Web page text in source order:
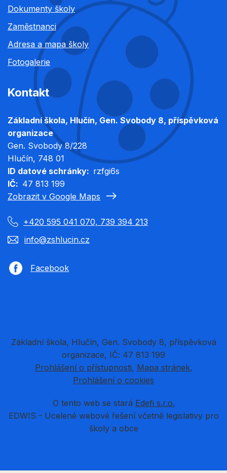
Dokumenty školy
Zaměstnanci
Adresa a mapa školy
Fotogalerie
Kontakt
Základní škola, Hlučín, Gen. Svobody 8, příspěvková
organizace
Gen. Svobody 8/228
Hlučín, 748 01
ID datové schránky
rzfgi6s
IČ
47 813 199
Zobrazit v Google Maps
+420 595 041 070, 739 394 213
info@zshlucin.cz
Facebook
Základní škola, Hlučín, Gen. Svobody 8, příspěvková
organizace, IČ: 47 813 199
Prohlášení o přístupnosti Mapa stránek
Prohlášení o cookies
O tento web se stará Edefi s.r.o.
EDWIS - Ucelené webové řešení včetně legislativy pro
školy a obce